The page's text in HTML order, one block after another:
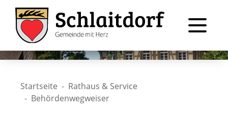
Startseite
Rathaus & Service
Behördenwegweiser